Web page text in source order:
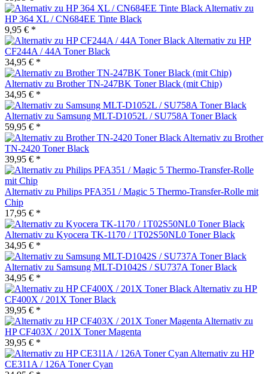
Alternativ zu
HP 364 XL / CN684EE Tinte Black
9,95 € *
Alternativ zu HP
CF244A / 44A Toner Black
34,95 € *
Alternativ zu Brother TN-247BK Toner Black (mit Chip)
34,95 € *
Alternativ zu Samsung MLT-D1052L / SU758A Toner Black
59,95 € *
Alternativ zu Brother
TN-2420 Toner Black
39,95 € *
Alternativ zu Philips PFA351 / Magic 5 Thermo-Transfer-Rolle mit
Chip
17,95 € *
Alternativ zu Kyocera TK-1170 / 1T02S50NL0 Toner Black
34,95 € *
Alternativ zu Samsung MLT-D1042S / SU737A Toner Black
34,95 € *
Alternativ zu HP
CF400X / 201X Toner Black
39,95 € *
Alternativ zu
HP CF403X / 201X Toner Magenta
39,95 € *
Alternativ zu HP
CE311A / 126A Toner Cyan